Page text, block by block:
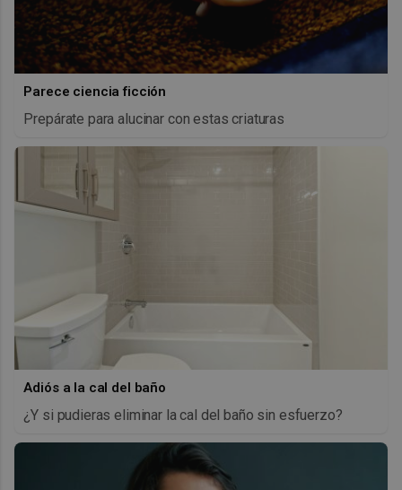
Parece ciencia ficción
Prepárate para alucinar con estas criaturas
Adiós a la cal del baño
¿Y si pudieras eliminar la cal del baño sin esfuerzo?